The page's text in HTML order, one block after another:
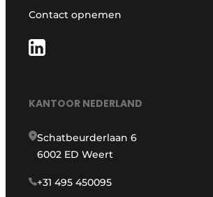
Contact opnemen
KANTOOR NEDERLAND
Schatbeurderlaan 6
6002 ED Weert
+31 495 450095